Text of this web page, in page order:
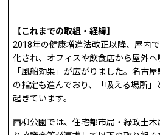
───
【これまでの取組・経緯】
2018年の健康増進法改正以降、屋内
化され、オフィスや飲食店から屋外
「風船効果」が広がりました。名古
の指定も進んでおり、「吸える場所
起きています。
西柳公園では、住宅都市局・緑政土木